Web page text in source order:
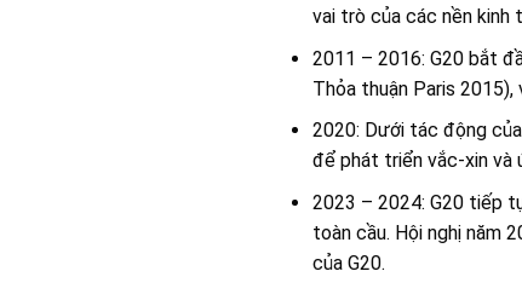
vai trò của các nền kinh
2011 – 2016: G20 bắt
Thỏa thuận Paris 2015),
2020: Dưới tác động
để phát triển vắc-xin và
2023 – 2024: G20 tiếp
toàn cầu. Hội nghị năm
của G20.